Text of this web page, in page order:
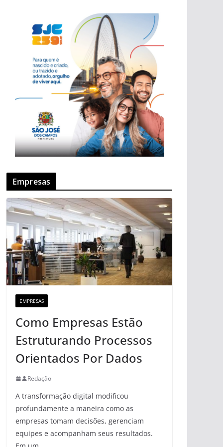
Empresas
EMPRESAS
Como Empresas Estão
Estruturando Processos
Orientados Por Dados
Redação
A transformação digital modificou
profundamente a maneira como as
empresas tomam decisões, gerenciam
equipes e acompanham seus resultados.